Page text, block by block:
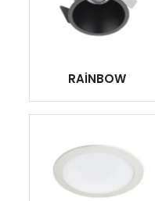
RAİNBOW